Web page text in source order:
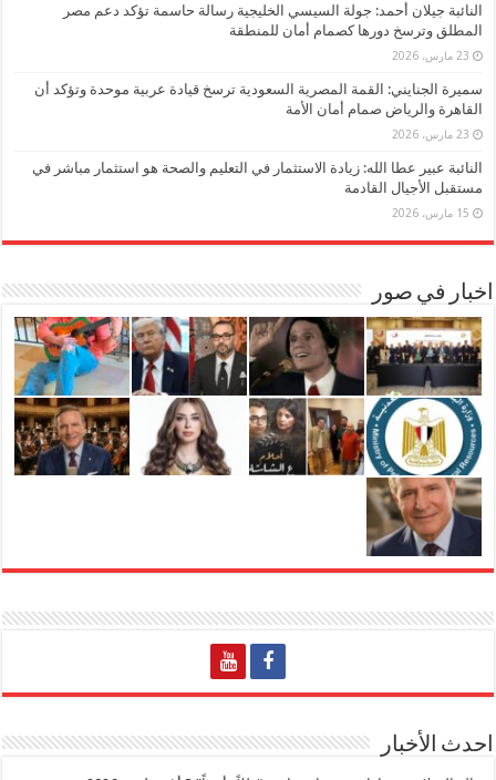
النائبة جيلان أحمد: جولة السيسي الخليجية رسالة حاسمة تؤكد دعم مصر
المطلق وترسخ دورها كصمام أمان للمنطقة
23 مارس، 2026
سميرة الجنايني: القمة المصرية السعودية ترسخ قيادة عربية موحدة وتؤكد أن
القاهرة والرياض صمام أمان الأمة
23 مارس، 2026
النائبة عبير عطا الله: زيادة الاستثمار في التعليم والصحة هو استثمار مباشر في
مستقبل الأجيال القادمة
15 مارس، 2026
اخبار في صور
احدث الأخبار